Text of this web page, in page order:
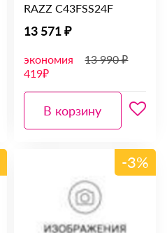
RAZZ C43FSS24F
13 571 ₽
экономия
419₽
13 990 ₽
В корзину
-3%